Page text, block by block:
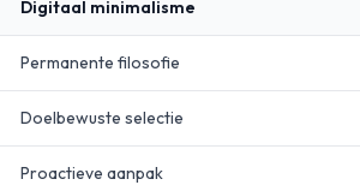
Digitaal minimalisme
Permanente filosofie
Doelbewuste selectie
Proactieve aanpak